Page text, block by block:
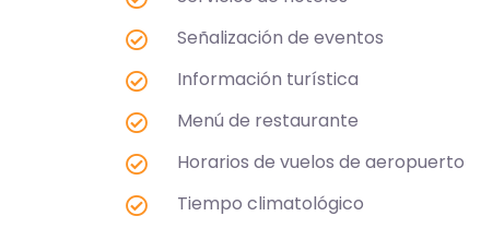
Señalización de eventos
Información turística
Menú de restaurante
Horarios de vuelos de aeropuerto
Tiempo climatológico